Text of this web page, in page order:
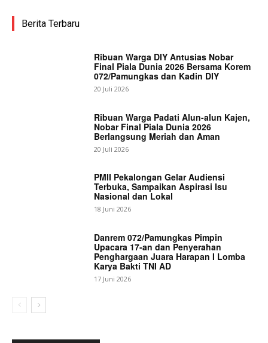
Berita Terbaru
Ribuan Warga DIY Antusias Nobar
Final Piala Dunia 2026 Bersama Korem
072/Pamungkas dan Kadin DIY
20 Juli 2026
Ribuan Warga Padati Alun-alun Kajen,
Nobar Final Piala Dunia 2026
Berlangsung Meriah dan Aman
20 Juli 2026
PMII Pekalongan Gelar Audiensi
Terbuka, Sampaikan Aspirasi Isu
Nasional dan Lokal
18 Juni 2026
Danrem 072/Pamungkas Pimpin
Upacara 17-an dan Penyerahan
Penghargaan Juara Harapan I Lomba
Karya Bakti TNI AD
17 Juni 2026